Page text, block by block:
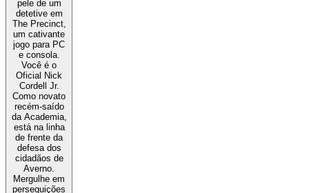
pele de um
detetive em
The Precinct,
um cativante
jogo para PC
e consola.
Você é o
Oficial Nick
Cordell Jr.
Como novato
recém-saído
da Academia,
está na linha
de frente da
defesa dos
cidadãos de
Averno.
Mergulhe em
perseguições